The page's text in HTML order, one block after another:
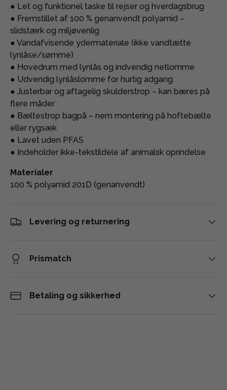
● Let og funktionel taske til rejser og hverdagsbrug
● Fremstillet af 100 % genanvendt polyamid –
slidstærk og miljøvenlig
● Vandafvisende ydermateriale (ikke vandtætte
lynlåse/sømme)
● Hovedrum med lynlås og indvendig netlomme
● Udvendig lynlåslomme for hurtig adgang
● Justerbar og aftagelig skulderstrop – kan bæres på
flere måder
● Bæltestrop bagpå – nem montering på hoftebælte
eller rygsæk
● Lavet uden PFAS
● Indeholder ikke-tekstildele af animalsk oprindelse
Materialer
100 % polyamid 201D (genanvendt)
Levering og returnering
Prismatch
Betaling og sikkerhed